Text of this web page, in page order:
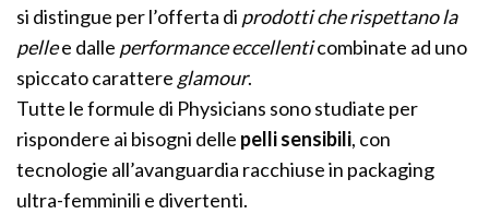
si distingue per l’offerta di prodotti che rispettano la
pellee dalle performance eccellenticombinate ad uno
spiccato carattere glamour.
Tutte le formule di Physicians sono studiate per
rispondere ai bisogni delle pelli sensibili, con
tecnologie all’avanguardia racchiuse in packaging
ultra-femminili e divertenti.